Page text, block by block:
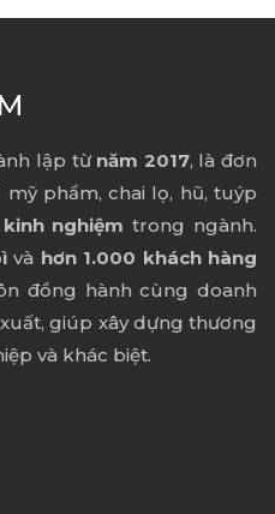
lập từ năm 2017, là đơn
phẩm, chai lọ, hũ, tuýp
nghiệm trong ngành.
và hơn 1.000 khách hàng
đồng hành cùng doanh
giúp xây dựng thương
và khác biệt.